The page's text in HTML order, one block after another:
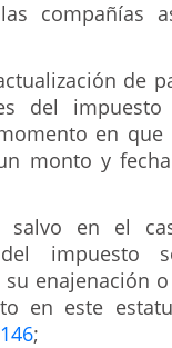
compañías
de
del
en
monto y
salvo en el
del
enajenación
en este
146;